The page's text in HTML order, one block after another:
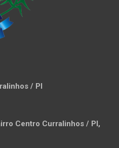
/ PI
Centro Curralinhos / PI,